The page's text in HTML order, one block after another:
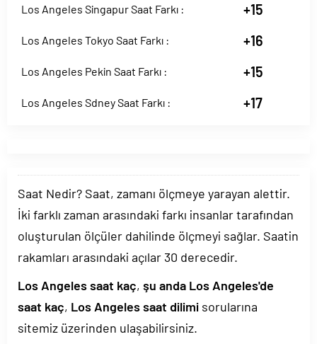
Los Angeles Singapur Saat Farkı : +15
Los Angeles Tokyo Saat Farkı : +16
Los Angeles Pekin Saat Farkı : +15
Los Angeles Sdney Saat Farkı : +17
Saat Nedir? Saat, zamanı ölçmeye yarayan alettir.
İki farklı zaman arasındaki farkı insanlar tarafından
oluşturulan ölçüler dahilinde ölçmeyi sağlar. Saatin
rakamları arasındaki açılar 30 derecedir.
Los Angeles saat kaç, şu anda Los Angeles'de
saat kaç, Los Angeles saat dilimi sorularına
sitemiz üzerinden ulaşabilirsiniz.